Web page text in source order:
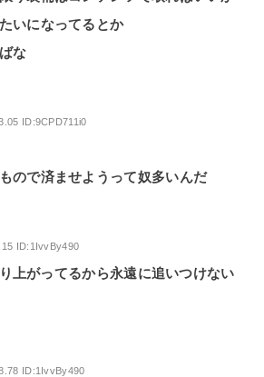
いになってるとか
な
ID:9CPD711i0
ので済ませようって奴多いんだ
ID:1IvvBy490
上がってるから永遠に追いつけない
ID:1IvvBy490